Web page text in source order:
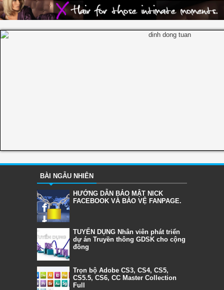
BÀI NGẪU NHIÊN
HƯỚNG DẪN BẢO MẬT NICK
FACEBOOK VÀ BẢO VỆ FANPAGE.
TUYỂN DỤNG Nhân viên phát triển
dự án Truyền thông GDSK cho cộng
đồng
Trọn bộ Adobe CS3, CS4, CS5,
CS5.5, CS6, CC Master Collection
Full